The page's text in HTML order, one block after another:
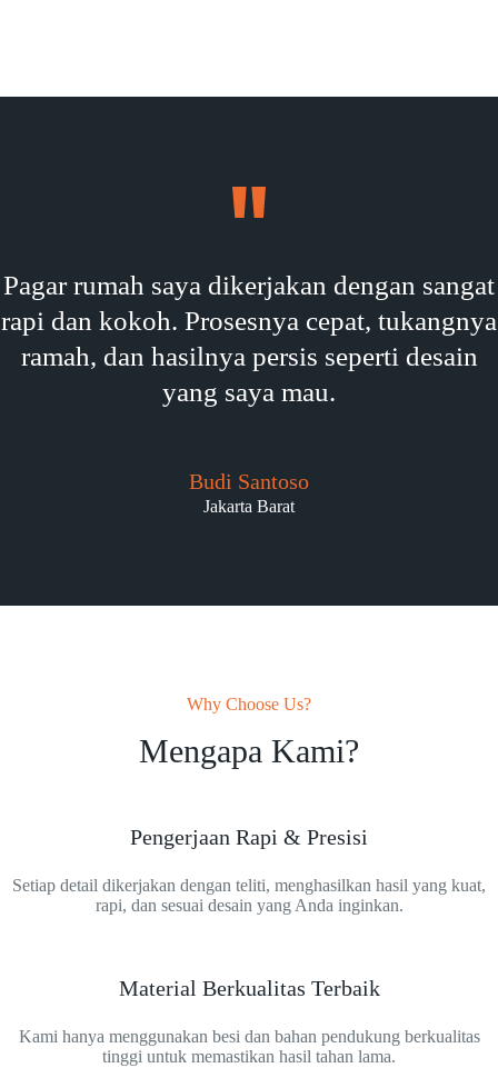
Pagar rumah saya dikerjakan dengan sangat
rapi dan kokoh. Prosesnya cepat, tukangnya
ramah, dan hasilnya persis seperti desain
yang saya mau.
Budi Santoso
Jakarta Barat
Why Choose Us?
Mengapa Kami?
Pengerjaan Rapi & Presisi
Setiap detail dikerjakan dengan teliti, menghasilkan hasil yang kuat,
rapi, dan sesuai desain yang Anda inginkan.
Material Berkualitas Terbaik
Kami hanya menggunakan besi dan bahan pendukung berkualitas
tinggi untuk memastikan hasil tahan lama.